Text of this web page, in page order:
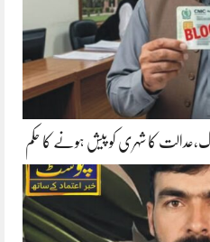
کا شہری کو پیش ہونے کا حکم